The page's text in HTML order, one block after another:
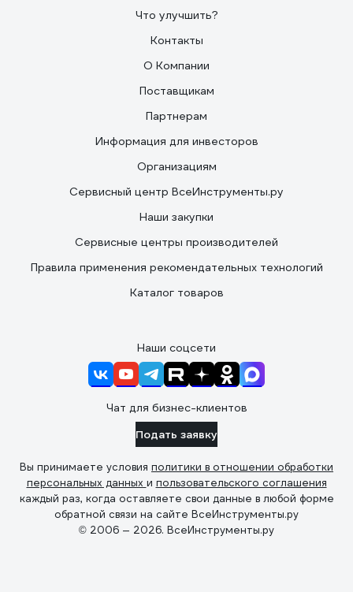
Что улучшить?
Контакты
О Компании
Поставщикам
Партнерам
Информация для инвесторов
Организациям
Сервисный центр ВсеИнструменты.ру
Наши закупки
Сервисные центры производителей
Правила применения рекомендательных технологий
Каталог товаров
Наши соцсети
Чат для бизнес-клиентов
Подать заявку
Вы принимаете условия политики в отношении обработки
персональных данных и пользовательского соглашения
каждый раз, когда оставляете свои данные в любой форме
обратной связи на сайте ВсеИнструменты.ру
© 2006 — 2026. ВсеИнструменты.ру